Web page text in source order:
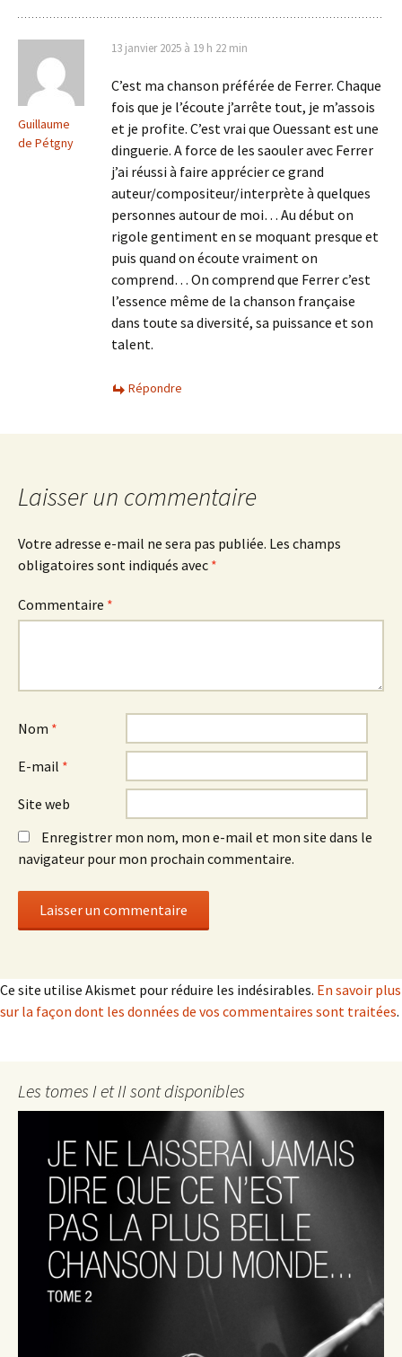
Guillaume
de Pétgny
13 janvier 2025 à 19 h 22 min
C’est ma chanson préférée de Ferrer. Chaque
fois que je l’écoute j’arrête tout, je m’assois
et je profite. C’est vrai que Ouessant est une
dinguerie. A force de les saouler avec Ferrer
j’ai réussi à faire apprécier ce grand
auteur/compositeur/interprète à quelques
personnes autour de moi… Au début on
rigole gentiment en se moquant presque et
puis quand on écoute vraiment on
comprend… On comprend que Ferrer c’est
l’essence même de la chanson française
dans toute sa diversité, sa puissance et son
talent.
Répondre
Laisser un commentaire
Votre adresse e-mail ne sera pas publiée. Les champs
obligatoires sont indiqués avec *
Commentaire *
Nom *
E-mail *
Site web
Enregistrer mon nom, mon e-mail et mon site dans le
navigateur pour mon prochain commentaire.
Ce site utilise Akismet pour réduire les indésirables. En savoir plus
sur la façon dont les données de vos commentaires sont traitées.
Les tomes I et II sont disponibles